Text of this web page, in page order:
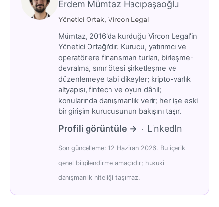
Erdem Mümtaz Hacıpaşaoğlu
Yönetici Ortak, Vircon Legal
Mümtaz, 2016'da kurduğu Vircon Legal'in
Yönetici Ortağı'dır. Kurucu, yatırımcı ve
operatörlere finansman turları, birleşme-
devralma, sınır ötesi şirketleşme ve
düzenlemeye tabi dikeyler; kripto-varlık
altyapısı, fintech ve oyun dâhil;
konularında danışmanlık verir; her işe eski
bir girişim kurucusunun bakışını taşır.
Profili görüntüle → · LinkedIn
Son güncelleme: 12 Haziran 2026. Bu içerik
genel bilgilendirme amaçlıdır; hukuki
danışmanlık niteliği taşımaz.